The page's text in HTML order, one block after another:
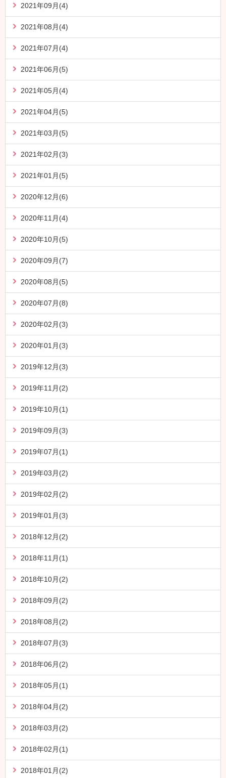
2021年09月(4)
2021年08月(4)
2021年07月(4)
2021年06月(5)
2021年05月(4)
2021年04月(5)
2021年03月(5)
2021年02月(3)
2021年01月(5)
2020年12月(6)
2020年11月(4)
2020年10月(5)
2020年09月(7)
2020年08月(5)
2020年07月(8)
2020年02月(3)
2020年01月(3)
2019年12月(3)
2019年11月(2)
2019年10月(1)
2019年09月(3)
2019年07月(1)
2019年03月(2)
2019年02月(2)
2019年01月(3)
2018年12月(2)
2018年11月(1)
2018年10月(2)
2018年09月(2)
2018年08月(2)
2018年07月(3)
2018年06月(2)
2018年05月(1)
2018年04月(2)
2018年03月(2)
2018年02月(1)
2018年01月(2)